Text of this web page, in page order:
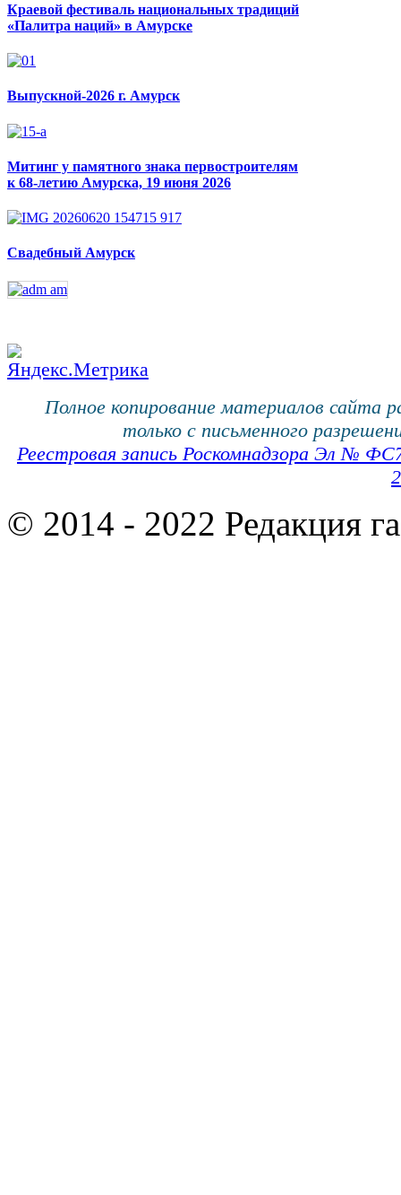
Краевой фестиваль национальных традиций
«Палитра наций» в Амурске
Выпускной-2026 г. Амурск
Митинг у памятного знака первостроителям
к 68-летию Амурска, 19 июня 2026
Свадебный Амурск
Полное копирование материалов сайта
только с письменного
Реестровая запись Роскомнадзора Эл №
© 2014 - 2022 Редакция